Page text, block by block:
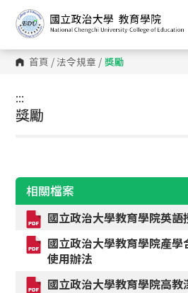
首頁 / 法令規章 / 獎勵
:::
:::
獎勵
相關檔案
國立政治大學教育學院英語
國立政治大學教育學院產
使用辦法
國立政治大學教育學院高教